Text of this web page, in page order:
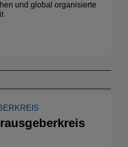
und global organisierte